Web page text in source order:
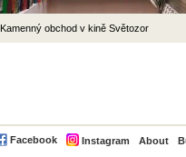
Kamenný obchod v kině Světozor
Facebook Instagram About
PayPal